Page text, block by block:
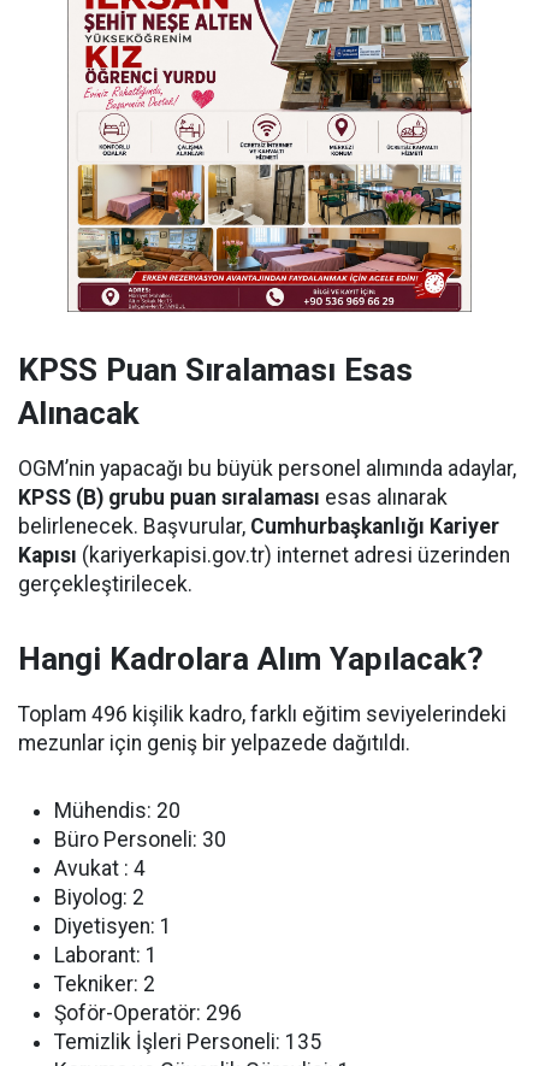
KPSS Puan Sıralaması Esas
Alınacak
OGM’nin yapacağı bu büyük personel alımında adaylar,
KPSS (B) grubu puan sıralaması esas alınarak
belirlenecek. Başvurular, Cumhurbaşkanlığı Kariyer
Kapısı (kariyerkapisi.gov.tr) internet adresi üzerinden
gerçekleştirilecek.
Hangi Kadrolara Alım Yapılacak?
Toplam 496 kişilik kadro, farklı eğitim seviyelerindeki
mezunlar için geniş bir yelpazede dağıtıldı.
Mühendis: 20
Büro Personeli: 30
Avukat : 4
Biyolog: 2
Diyetisyen: 1
Laborant: 1
Tekniker: 2
Şoför-Operatör: 296
Temizlik İşleri Personeli: 135